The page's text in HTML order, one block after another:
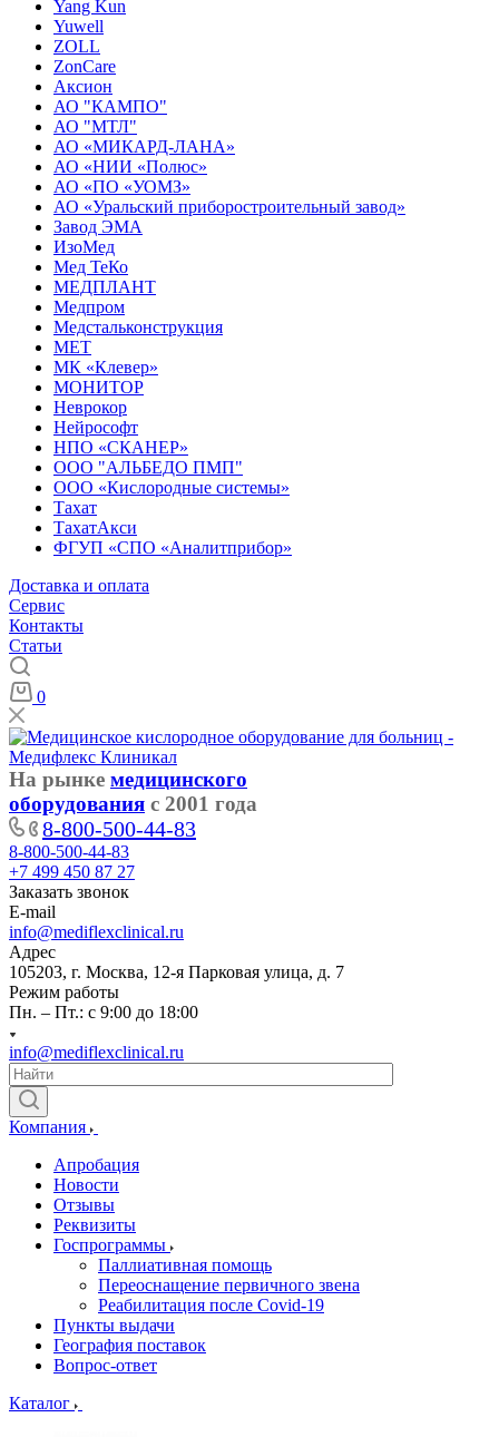
Yang Kun
Yuwell
ZOLL
ZonCare
Аксион
АО "КАМПО"
АО "МТЛ"
АО «МИКАРД-ЛАНА»
АО «НИИ «Полюс»
АО «ПО «УОМЗ»
АО «Уральский приборостроительный завод»
Завод ЭМА
ИзоМед
Мед ТеКо
МЕДПЛАНТ
Медпром
Медстальконструкция
МЕТ
МК «Клевер»
МОНИТОР
Неврокор
Нейрософт
НПО «СКАНЕР»
ООО "АЛЬБЕДО ПМП"
ООО «Кислородные системы»
Тахат
ТахатАкси
ФГУП «СПО «Аналитприбор»
Доставка и оплата
Cервис
Контакты
Статьи
0
На рынке медицинского
оборудования с 2001 года
8-800-500-44-83
8-800-500-44-83
+7 499 450 87 27
Заказать звонок
E-mail
info@mediflexclinical.ru
Адрес
105203, г. Москва, 12-я Парковая улица, д. 7
Режим работы
Пн. – Пт.: с 9:00 до 18:00
info@mediflexclinical.ru
Компания
Апробация
Новости
Отзывы
Реквизиты
Госпрограммы
Паллиативная помощь
Переоснащение первичного звена
Реабилитация после Covid-19
Пункты выдачи
География поставок
Вопрос-ответ
Каталог